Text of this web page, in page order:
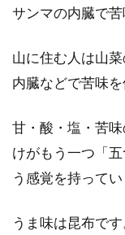
サンマの内臓で苦
山に住む人は山
内臓などで苦味を
甘・酸・塩・苦
けがもう一つ「
う感覚を持ってい
うま味は昆布です